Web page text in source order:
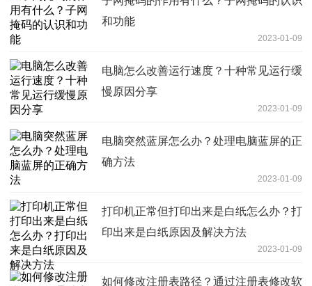
和功能
2023-01-09
电脑怎么改善运行速度？十种常见运行缓
慢原因分享
2023-01-09
电脑突然蓝屏怎么办？处理电脑蓝屏的正
确方法
2023-01-09
打印机正常但打印出来是白纸怎么办？打
印出来是白纸原因及解决方法
2023-01-09
如何修改注册表路径？通过注册表修改软